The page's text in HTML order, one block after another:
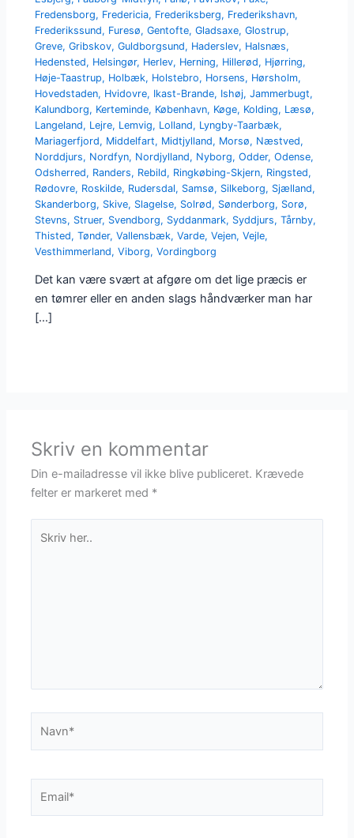
Fredensborg, Fredericia, Frederiksberg, Frederikshavn,
Frederikssund, Furesø,Gentofte,Gladsaxe,Glostrup,
Greve,Gribskov,Guldborgsund, Haderslev, Halsnæs,
Hedensted, Helsingør, Herlev, Herning, Hillerød, Hjørring,
Høje-Taastrup, Holbæk, Holstebro, Horsens, Hørsholm,
Hovedstaden, Hvidovre, Ikast-Brande, Ishøj,Jammerbugt,
Kalundborg, Kerteminde, København, Køge, Kolding, Læsø,
Langeland, Lejre, Lemvig, Lolland, Lyngby-Taarbæk,
Mariagerfjord, Middelfart, Midtjylland, Morsø, Næstved,
Norddjurs, Nordfyn, Nordjylland, Nyborg,Odder,Odense,
Odsherred, Randers, Rebild, Ringkøbing-Skjern, Ringsted,
Rødovre, Roskilde, Rudersdal, Samsø, Silkeborg, Sjælland,
Skanderborg, Skive, Slagelse, Solrød, Sønderborg, Sorø,
Stevns, Struer, Svendborg, Syddanmark, Syddjurs,Tårnby,
Thisted,Tønder,Vallensbæk,Varde,Vejen,Vejle,
Vesthimmerland,Viborg,Vordingborg
Det kan være svært at afgøre om det lige præcis er
en tømrer eller en anden slags håndværker man har
[…]
Skriv en kommentar
Din e-mailadresse vil ikke blive publiceret. Krævede
felter er markeret med *